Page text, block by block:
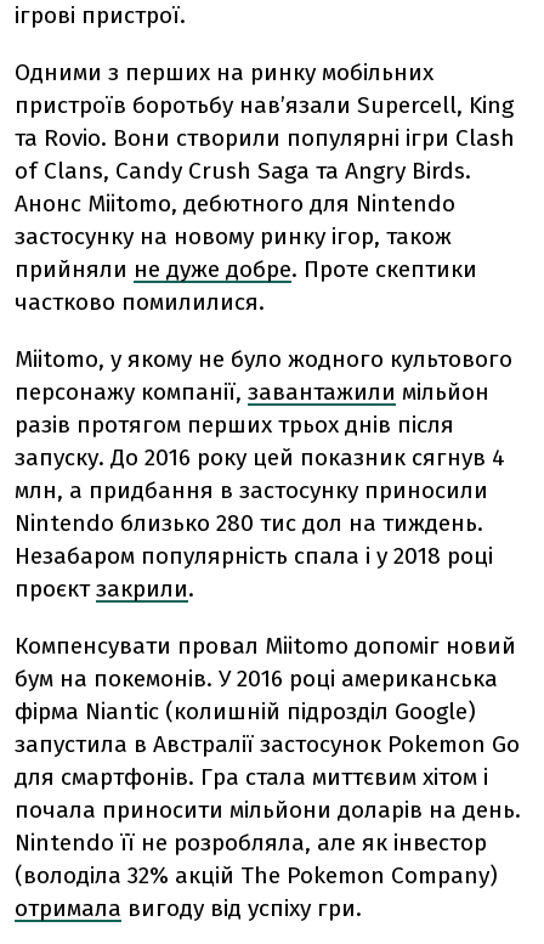
ігрові пристрої.
Одними з перших на ринку мобільних
пристроїв боротьбу нав’язали Supercell, King
та Rovio. Вони створили популярні ігри Clash
of Clans, Candy Crush Saga та Angry Birds.
Анонс Miitomo, дебютного для Nintendo
застосунку на новому ринку ігор, також
прийняли не дуже добре. Проте скептики
частково помилилися.
Miitomo, у якому не було жодного культового
персонажу компанії, завантажили мільйон
разів протягом перших трьох днів після
запуску. До 2016 року цей показник сягнув 4
млн, а придбання в застосунку приносили
Nintendo близько 280 тис дол на тиждень.
Незабаром популярність спала і у 2018 році
проєктзакрили.
Компенсувати провал Miitomo допоміг новий
бум на покемонів. У 2016 році американська
фірма Niantic (колишній підрозділ Google)
запустила в Австралії застосунок Pokemon Go
для смартфонів. Гра стала миттєвим хітом і
почала приносити мільйони доларів на день.
Nintendo її не розробляла, але як інвестор
(володіла 32% акцій The Pokemon Company)
отримала вигоду від успіху гри.